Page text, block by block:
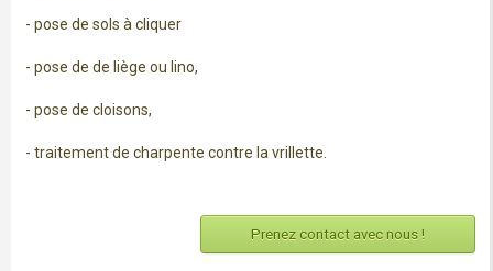
- pose de sols à cliquer
- pose de de liège ou lino,
- pose de cloisons,
- traitement de charpente contre la vrillette.
Prenez contact avec nous !